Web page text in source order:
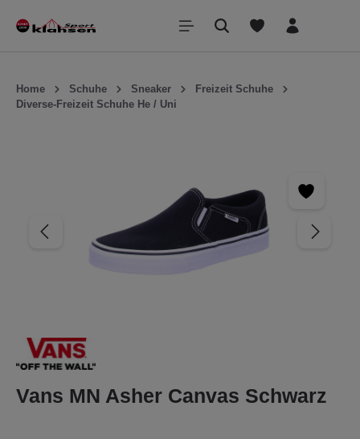
springen
Home Schuhe Sneaker
Freizeit Schuhe
Diverse-Freizeit Schuhe He / Uni
Vans MN Asher Canvas Schwarz